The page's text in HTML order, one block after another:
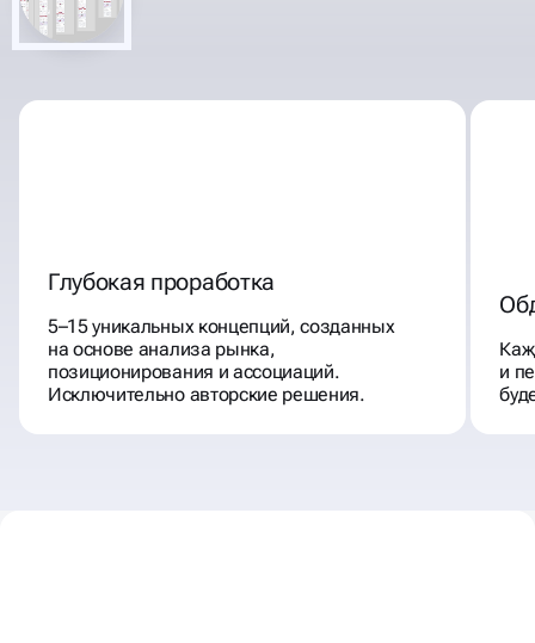
Глубокая проработка
5–15 уникальных концепций, созданных
на основе анализа рынка,
позиционирования и ассоциаций.
Исключительно авторские решения.
и